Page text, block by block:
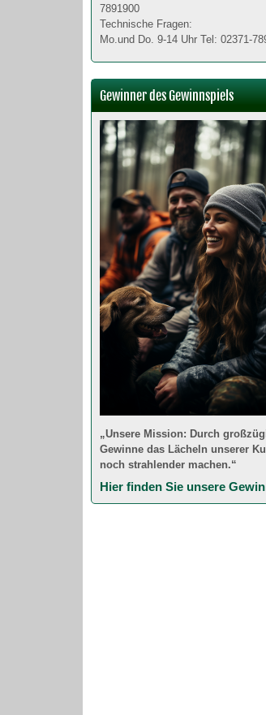
7891900
Technische Fragen:
Mo.und Do. 9-14 Uhr Tel: 02371-
Gewinner des Gewinnspiels
„Unsere Mission: Durch
Gewinne das Lächeln unserer
noch strahlender machen.“
Hier finden Sie unsere